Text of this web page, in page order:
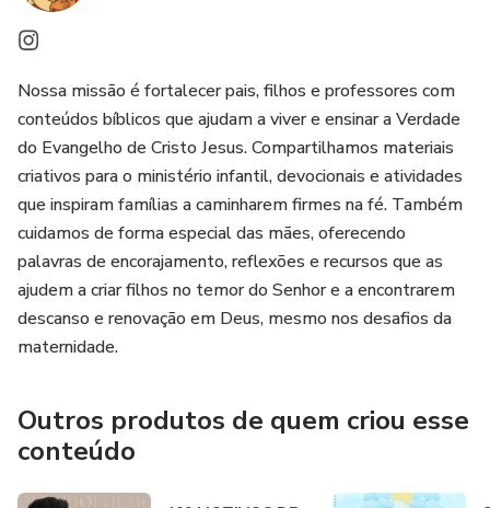
músicas, vídeoclipes e filmes cristãos de natal, presépio
para montar e até uma receita de um biscoitinho delicioso
Nossa missão é fortalecer pais, filhos e professores com
conteúdos bíblicos que ajudam a viver e ensinar a Verdade
do Evangelho de Cristo Jesus. Compartilhamos materiais
criativos para o ministério infantil, devocionais e atividades
que inspiram famílias a caminharem firmes na fé. Também
cuidamos de forma especial das mães, oferecendo
palavras de encorajamento, reflexões e recursos que as
ajudem a criar filhos no temor do Senhor e a encontrarem
descanso e renovação em Deus, mesmo nos desafios da
maternidade.
Outros produtos de quem criou esse
conteúdo